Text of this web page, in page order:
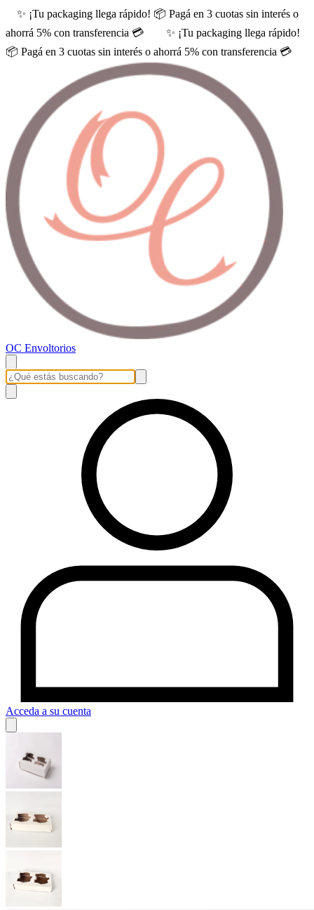
✨ ¡Tu packaging llega rápido! 📦 Pagá en 3 cuotas sin interés o
ahorrá 5% con transferencia 💳
✨ ¡Tu packaging llega rápido!
📦 Pagá en 3 cuotas sin interés o ahorrá 5% con transferencia 💳
OC Envoltorios
Acceda a su cuenta